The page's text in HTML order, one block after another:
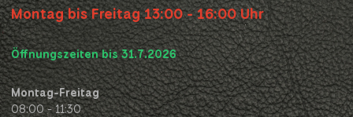
Montag bis Freitag 13:00 - 16:00 Uhr
Öffnungszeiten bis 31.7.2026
Montag-Freitag
08:00 - 11:30